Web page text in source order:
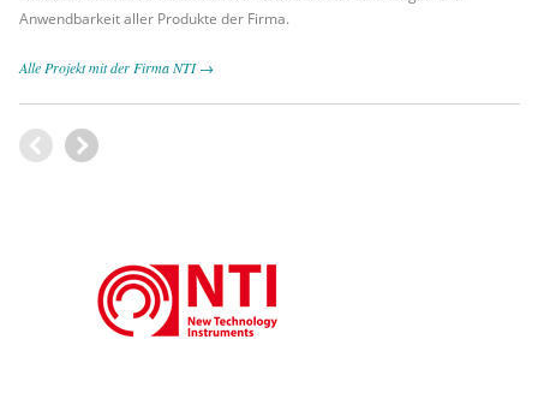
Anwendbarkeit aller Produkte der Firma.
Alle Projekt mit der Firma NTI →